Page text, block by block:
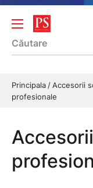
Principala Accesorii
profesionale